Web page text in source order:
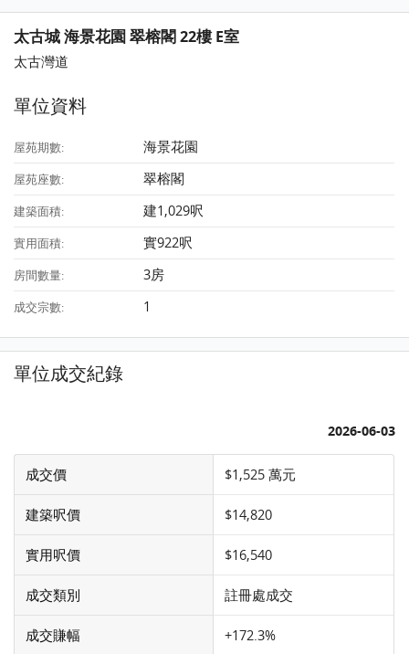
太古城 海景花園 翠榕閣 22樓 E室
太古灣道
單位資料
屋苑期數: 海景花園
屋苑座數: 翠榕閣
建築面積: 建1,029呎
實用面積: 實922呎
房間數量: 3房
成交宗數: 1
單位成交紀錄
2026-06-03
成交價 $1,525 萬元
建築呎價 $14,820
實用呎價 $16,540
成交類別 註冊處成交
成交賺幅 +172.3%